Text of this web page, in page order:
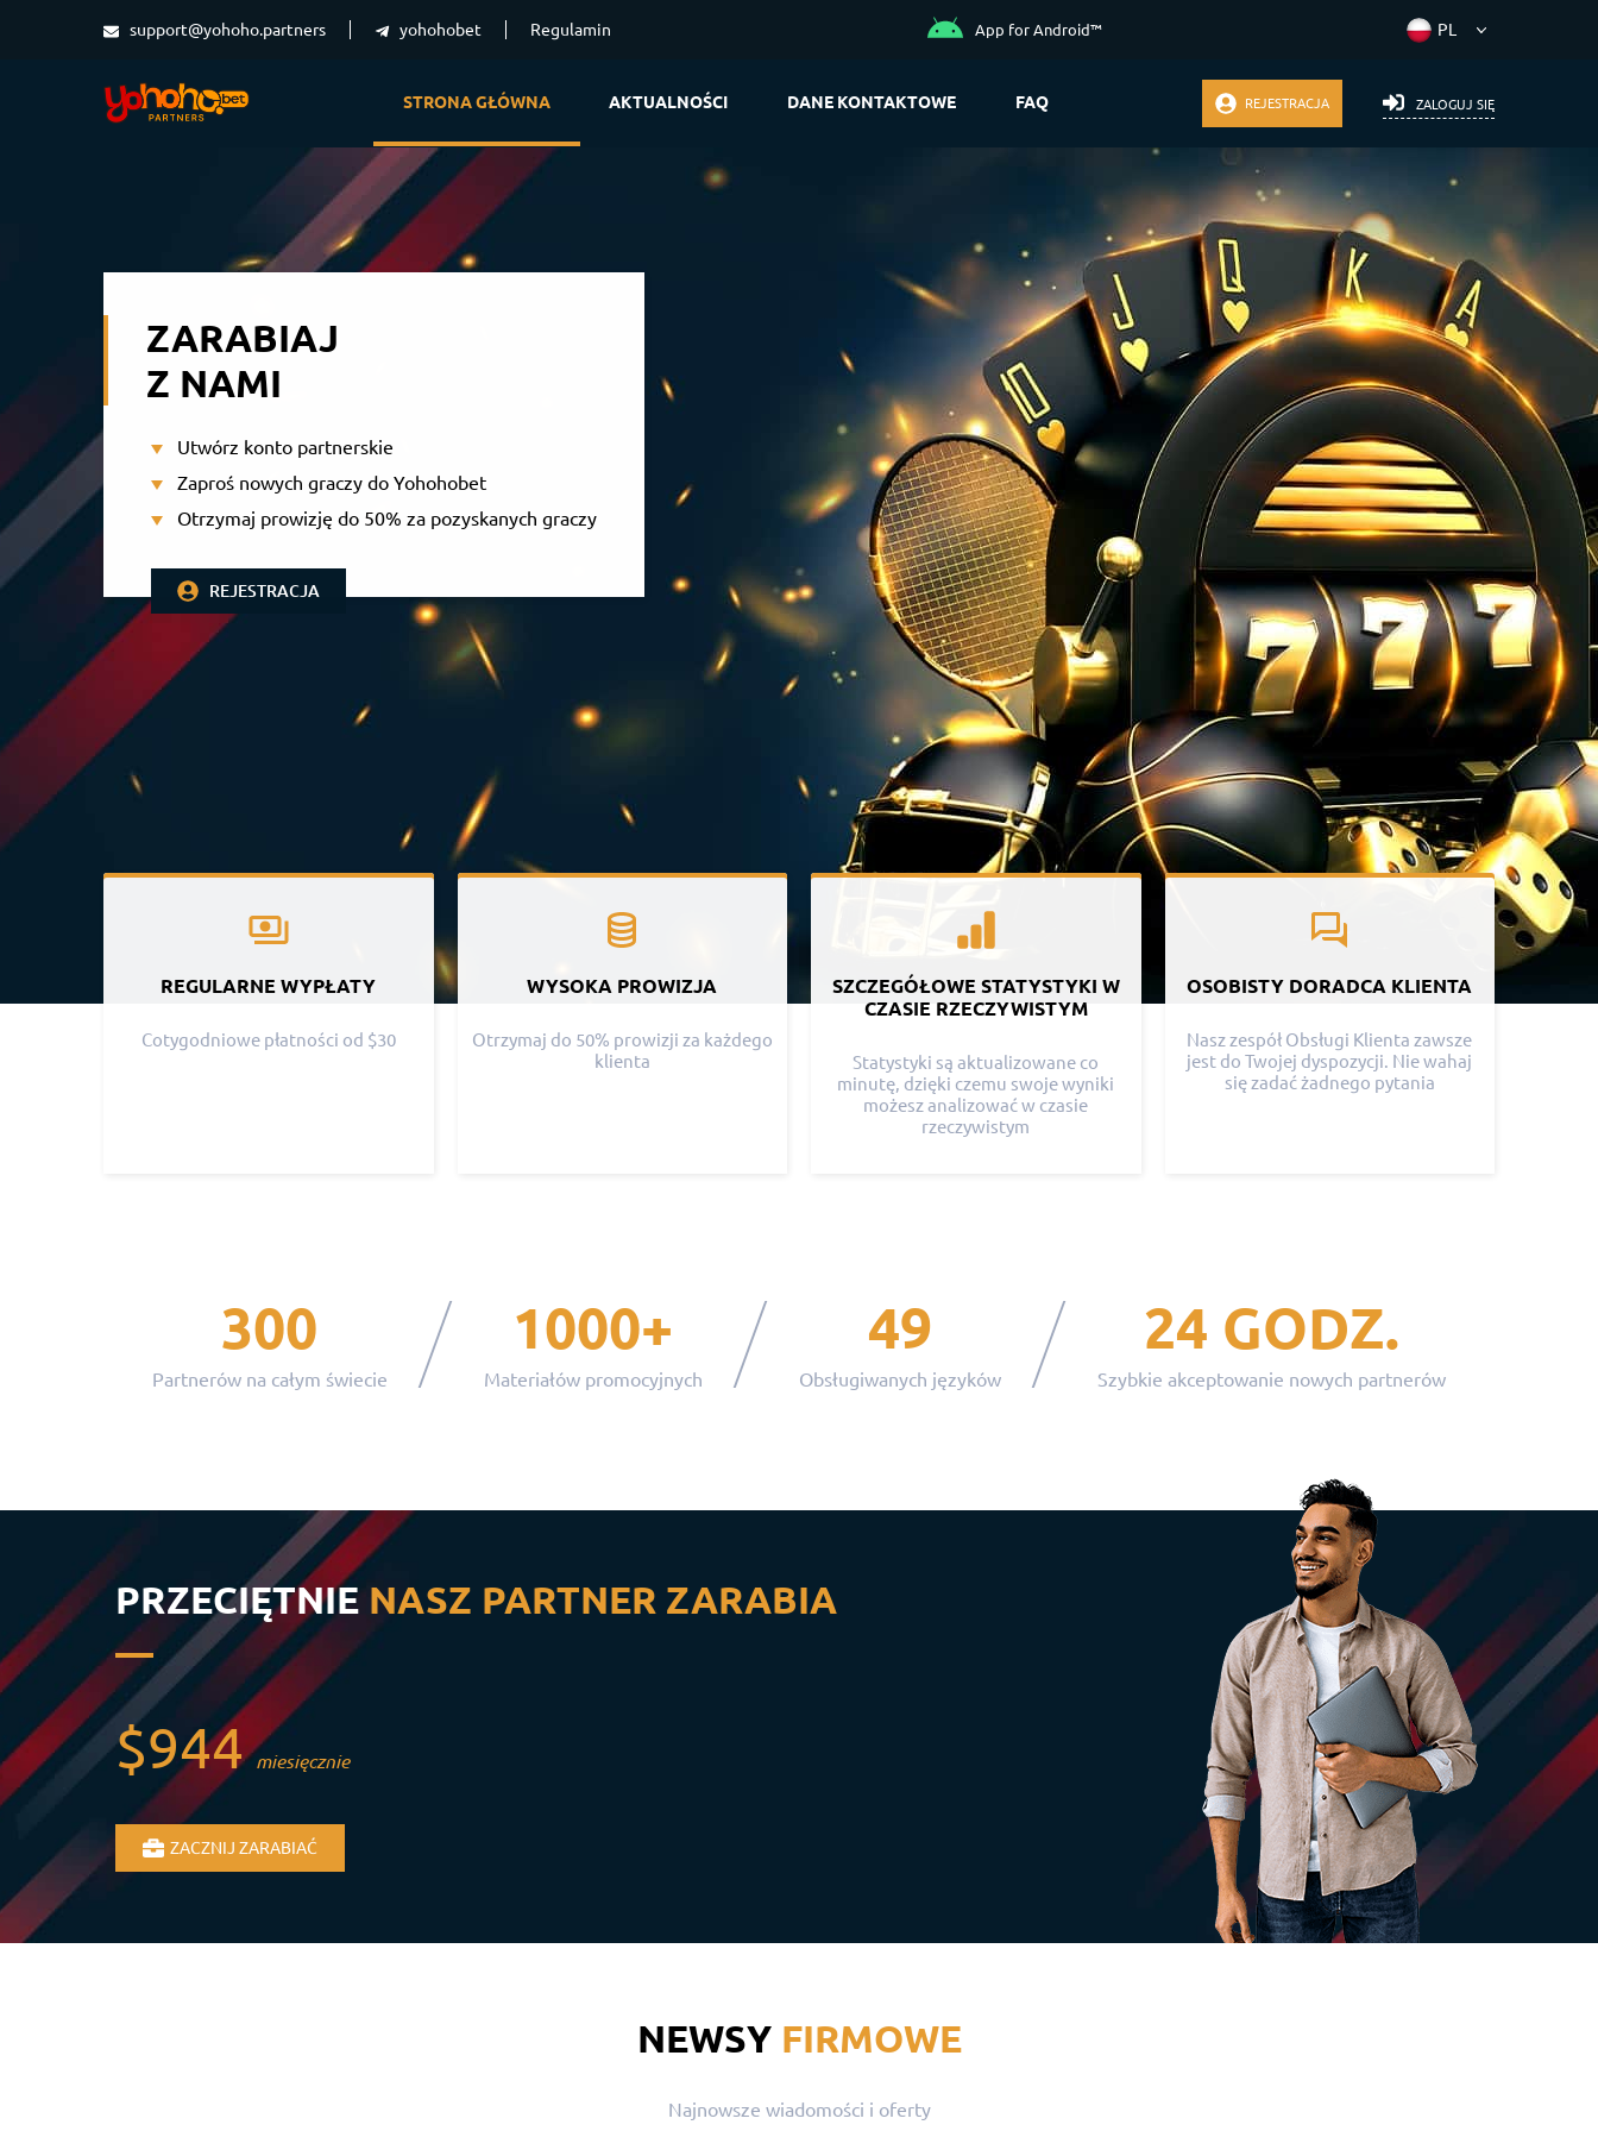
support@yohoho.partners yohohobet Regulamin App for Android™
STRONA GŁÓWNA AKTUALNOŚCI DANE KONTAKTOWE FAQ REJESTRACJA ZALOGUJ SIĘ
ZARABIAJ
Z NAMI
Utwórz konto partnerskie
Zaproś nowych graczy do Yohohobet
Otrzymaj prowizję do 50% za pozyskanych graczy
REJESTRACJA
REGULARNE WYPŁATY
Cotygodniowe płatności od $30
WYSOKA PROWIZJA
Otrzymaj do 50% prowizji za każdego
klienta
SZCZEGÓŁOWE STATYSTYKI W
CZASIE RZECZYWISTYM
Statystyki są aktualizowane co
minutę, dzięki czemu swoje wyniki
możesz analizować w czasie
rzeczywistym
OSOBISTY DORADCA KLIENTA
Nasz zespół Obsługi Klienta zawsze
jest do Twojej dyspozycji. Nie wahaj
się zadać żadnego pytania
300
Partnerów na całym świecie
1000+
Materiałów promocyjnych
49
Obsługiwanych języków
24 GODZ.
Szybkie akceptowanie nowych partnerów
PRZECIĘTNIENASZ PARTNER ZARABIA
$944 miesięcznie
ZACZNIJ ZARABIAĆ
NEWSYFIRMOWE
Najnowsze wiadomości i oferty